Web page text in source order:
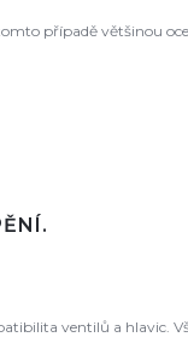
případě většinou
ventilů a hlavic.